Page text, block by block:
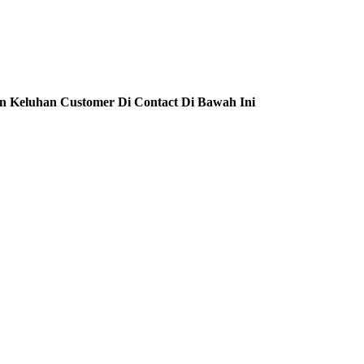
Keluhan Customer Di Contact Di Bawah Ini